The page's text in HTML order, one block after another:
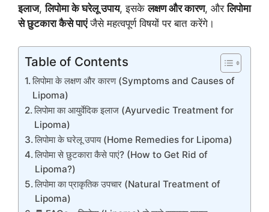
इलाज,लिपोमा के घरेलू उपाय, इसकेलक्षण और कारण, औरलिपोमा
से छुटकारा कैसे पाएंजैसे महत्वपूर्ण विषयों पर बात करेंगे।
Table of Contents
लिपोमा के लक्षण और कारण (Symptoms and Causes of
Lipoma)
लिपोमा का आयुर्वेदिक इलाज (Ayurvedic Treatment for
Lipoma)
लिपोमा के घरेलू उपाय (Home Remedies for Lipoma)
लिपोमा से छुटकारा कैसे पाएं? (How to Get Rid of
Lipoma?)
लिपोमा का प्राकृतिक उपचार (Natural Treatment of
Lipoma)